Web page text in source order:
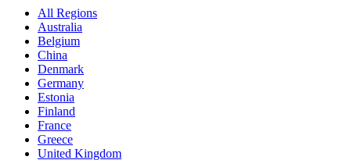
All Regions
Australia
Belgium
China
Denmark
Germany
Estonia
Finland
France
Greece
United Kingdom